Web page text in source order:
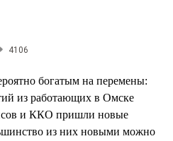
4106
богатым на перемены:
из работающих в Омске
и ККО пришли новые
из них новыми можно